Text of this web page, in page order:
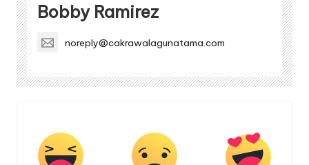
Bobby Ramirez
noreply@cakrawalagunatama.com